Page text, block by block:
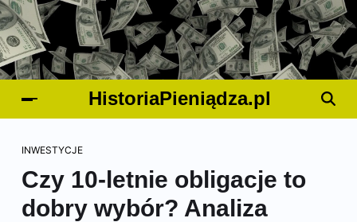
HistoriaPieniądza.pl
INWESTYCJE
Czy 10-letnie obligacje to
dobry wybór? Analiza